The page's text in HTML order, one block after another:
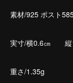
素材/925 ポスト
実寸/横0.6㎝ 縦
重さ/1.35g